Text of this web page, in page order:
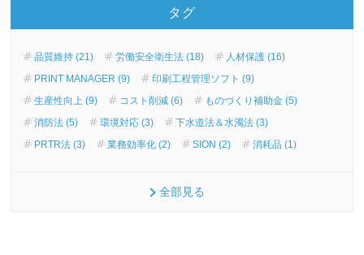
タグ
品質維持 (21) 労働安全衛生法 (18)
人材保護 (16)
PRINT MANAGER (9)
印刷工程管理ソフト (9)
生産性向上 (9)
コスト削減 (6)
ものづくり補助金 (5)
消防法 (5)
環境対応 (3)
下水道法＆水濁法 (3)
PRTR法 (3)
業務効率化 (2) SION (2) 消耗品 (1)
全部見る